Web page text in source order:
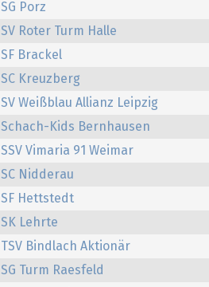
SG Porz
SV Roter Turm Halle
SF Brackel
SC Kreuzberg
SV Weißblau Allianz Leipzig
Schach-Kids Bernhausen
SSV Vimaria 91 Weimar
SC Nidderau
SF Hettstedt
SK Lehrte
TSV Bindlach Aktionär
SG Turm Raesfeld